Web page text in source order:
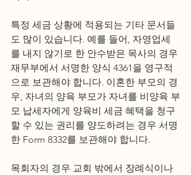
특정 세금 상황에 적용되는 기타 문서들
도 많이 있습니다. 예를 들어, 자영업세
를 내지 않기로 한 안수받은 목사의 경우
재무부에서 서명한 양식 4361을 영구적
으로 보관해야 합니다. 이혼한 부모의 경
우, 자녀의 양육 부모가 자녀를 비양육 부
모 납세자에게 양육비 세금 혜택을 청구
할 수 있는 권리를 양도하려는 경우 서명
한 Form 8332를 보관해야 합니다.
목회자의 경우 교회 밖에서 장례식이나